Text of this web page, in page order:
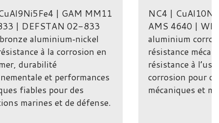
| GAM MM11
| DEFSTAN 02-833
aluminium‑nickel
à la corrosion en
durabilité
et performances
fiables pour des
marines et de défense.
NC4 |
AMS 4640 | WL
aluminium
résistance
résistance à
corrosion pour
mécaniques et